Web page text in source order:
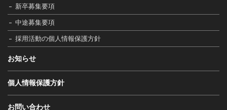
新卒募集要項
中途募集要項
採用活動の個人情報保護方針
お知らせ
個人情報保護方針
お問い合わせ